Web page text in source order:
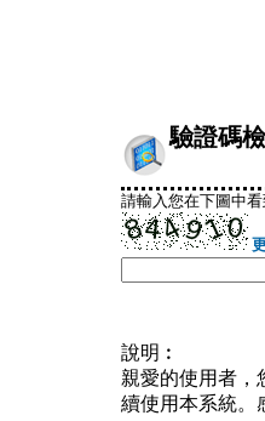
驗證碼
請輸入您在下圖中
說明︰
親愛的使用者，
續使用本系統。